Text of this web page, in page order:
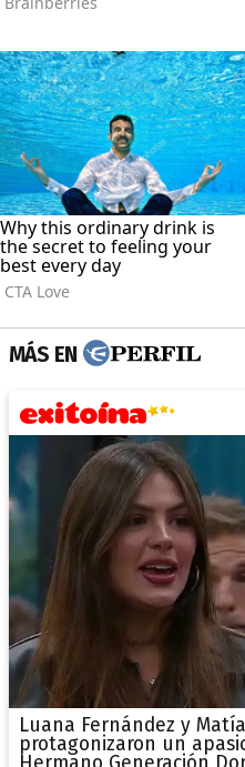
MÁS EN
Luana Fernández y
protagonizaron un